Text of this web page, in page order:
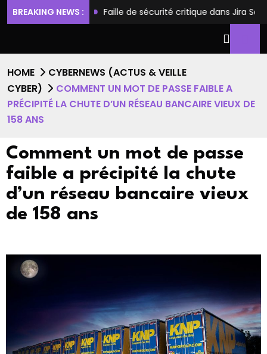
BREAKING NEWS :
root Faille de sécurité critique dans Jira Software
HOME
CYBERNEWS (ACTUS & VEILLE
CYBER)
COMMENT UN MOT DE PASSE FAIBLE A
PRÉCIPITÉ LA CHUTE D’UN RÉSEAU BANCAIRE VIEUX DE
158 ANS
Comment un mot de passe
faible a précipité la chute
d’un réseau bancaire vieux
de 158 ans